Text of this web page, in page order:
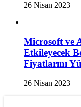
26 Nisan 2023
Microsoft ve
Etkileyecek
Fiyatlarını
26 Nisan 2023